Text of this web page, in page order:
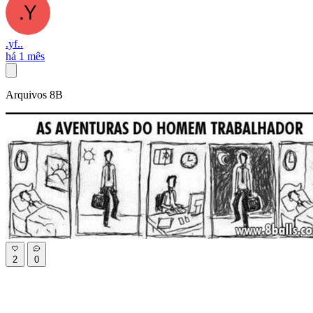
.yf..
há 1 mês
Arquivos 8B
2 0